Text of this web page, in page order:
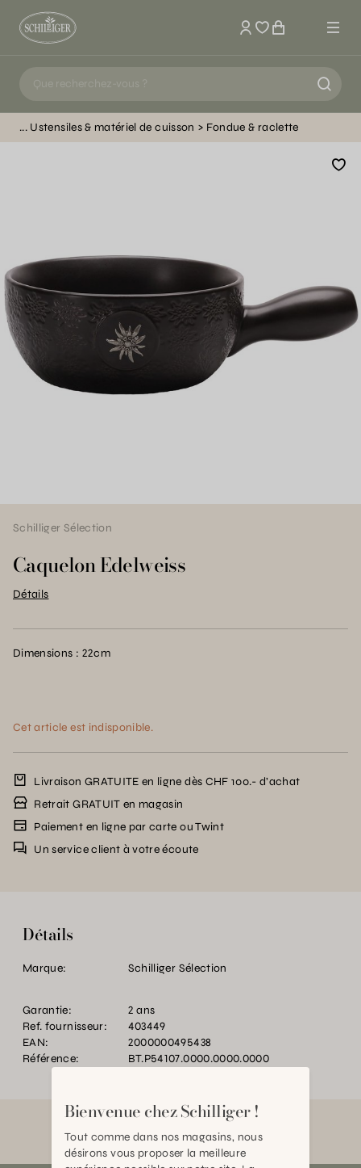
Mon compte
Ustensiles & matériel de cuisson Fondue & raclette
Schilliger Sélection
Caquelon Edelweiss
Détails
Dimensions : 22cm
Cet article est indisponible.
Livraison GRATUITE en ligne dès CHF 100.- d’achat
Retrait GRATUIT en magasin
Paiement en ligne par carte ou Twint
Un service client à votre écoute
Détails
Marque: Schilliger Sélection
Garantie:
2 ans
Ref. fournisseur:
403449
EAN:
2000000495438
Référence:
BT.P54107.0000.0000.0000
Bienvenue chez Schilliger !
Tout comme dans nos magasins, nous
désirons vous proposer la meilleure